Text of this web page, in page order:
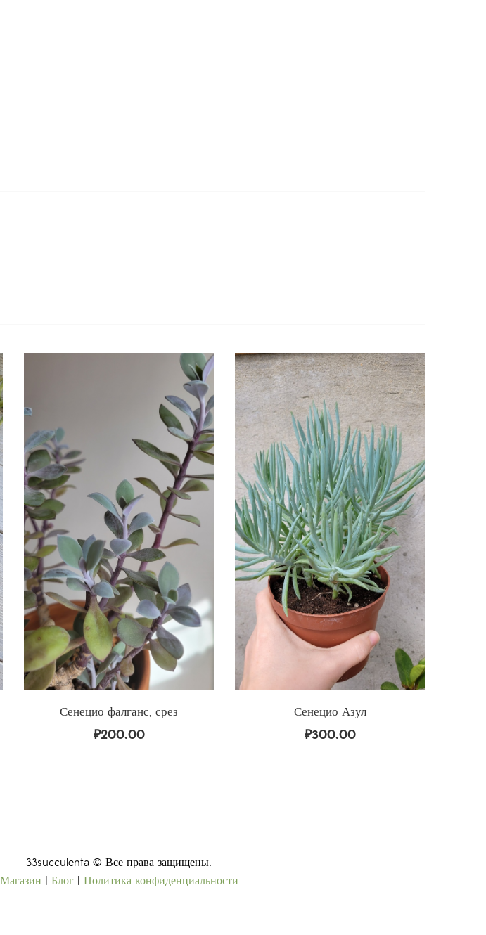
Сенецио фалганс, срез
₽200.00
Сенецио Азул
₽300.00
33succulenta © Все права защищены.
Магазин | Блог| Политика конфиденциальности